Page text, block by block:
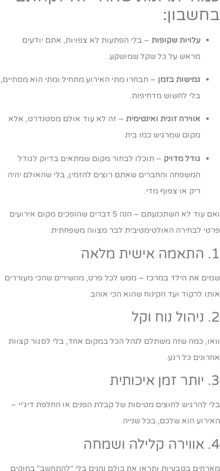
עלויות שקופות– בלי הפתעות לא צפויות, אתם יודעים
מראש על כל שקל שמושקע.
גמישות בזמן– תבחרו מתי האירוע מתחיל ומתי הוא מסתיים,
בלי לחשוש מדחיפות.
אווירה זוגית ואינטימית– זה לא עוד אולם מסטנדרט, אלא
מקום שמרגיש כמו בית.
גודל מדויק– תוכלו לבחור מקום שמתאים בדיוק לגודל
המשפחה והחברים שאתם רוצים להזמין, בלי שהאולם יהיה
ריק או צפוף מדי.
ואם עוד לא השתכנעתם – הנה 5 דברים שהופכים מקום אירועים
לבחירה האולטימטיבית לבר מצווה משפחתית:
מלאה
את הילד במרכז – ממש לכל פרט, מהשירים שהכי מעוררים
לרקוד ועד הקינוח שהוא הכי אוהב.
וקל
כמה שזה משתלם לנהל הכל במקום אחד, בלי לסגור קצוות
כל רגע.
להרגיש לחוצים מטיסות של קבלת הפנים או החלפת דיג'יי –
הוא שלכם, בכל שנייה.
ושמחה
בטבעיות ותראו את כולם נהנים בלי "להתחשב" בחוקים